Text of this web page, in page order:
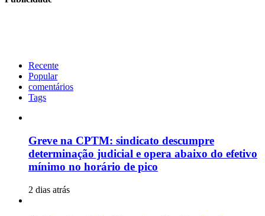
Recente
Popular
comentários
Tags
Greve na CPTM: sindicato descumpre
determinação judicial e opera abaixo do efetivo
mínimo no horário de pico
2 dias atrás